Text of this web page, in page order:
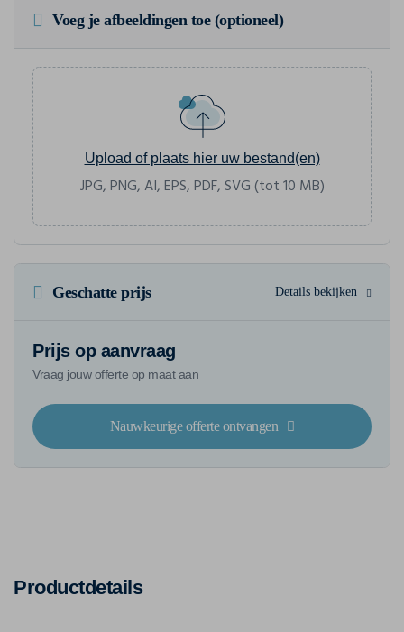
Voeg je afbeeldingen toe (optioneel)
Upload of plaats hier uw bestand(en)
JPG, PNG, AI, EPS, PDF, SVG (tot 10 MB)
Geschatte prijs Details bekijken
Prijs op aanvraag
Vraag jouw offerte op maat aan
Nauwkeurige offerte ontvangen
Productdetails